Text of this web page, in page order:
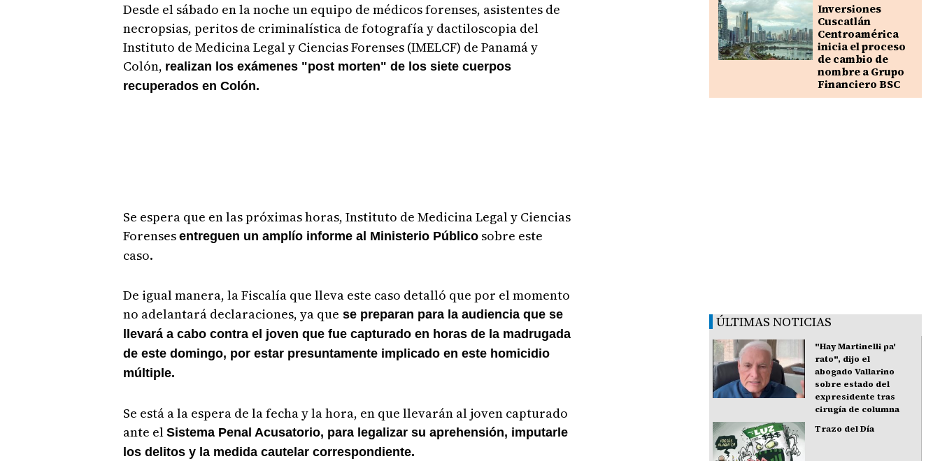
Desde el sábado en la noche un equipo de médicos forenses, asistentes de
necropsias, peritos de criminalística de fotografía y dactiloscopia del
Instituto de Medicina Legal y Ciencias Forenses (IMELCF) de Panamá y
Colón, realizan los exámenes "post morten" de los siete cuerpos
recuperados en Colón.
Se espera que en las próximas horas, Instituto de Medicina Legal y Ciencias
Forenses entreguen un amplío informe al Ministerio Públicosobre este
caso.
De igual manera, la Fiscalía que lleva este caso detalló que por el momento
no adelantará declaraciones, ya que se preparan para la audiencia que se
llevará a cabo contra el joven que fue capturado en horas de la madrugada
de este domingo, por estar presuntamente implicado en este homicidio
múltiple.
Se está a la espera de la fecha y la hora, en que llevarán al joven capturado
ante el Sistema Penal Acusatorio, para legalizar su aprehensión, imputarle
los delitos y la medida cautelar correspondiente.
Inversiones
Cuscatlán
Centroamérica
inicia el proceso
de cambio de
nombre a Grupo
Financiero BSC
ÚLTIMAS NOTICIAS
"Hay Martinelli pa'
rato", dijo el
abogado Vallarino
sobre estado del
expresidente tras
cirugía de columna
Trazo del Día